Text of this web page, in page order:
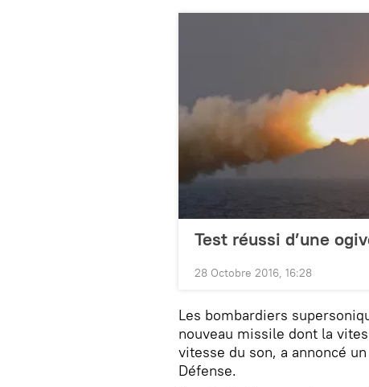
Test réussi d’une
28 Octobre 2016, 16:28
Les bombardiers
nouveau missile dont la
vitesse du son, a annoncé
Défense.